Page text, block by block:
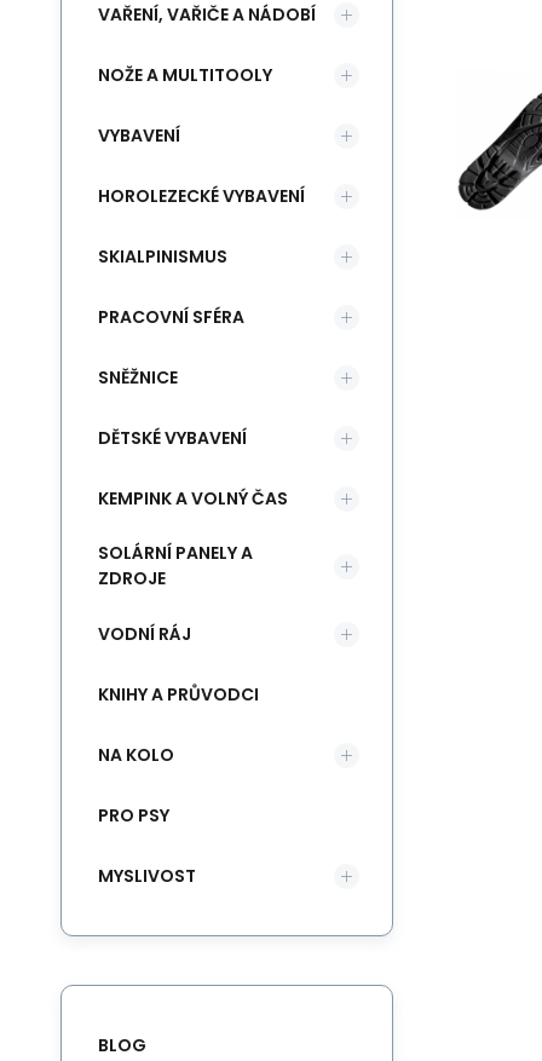
VAŘENÍ, VAŘIČE A NÁDOBÍ
NOŽE A MULTITOOLY
VYBAVENÍ
HOROLEZECKÉ VYBAVENÍ
SKIALPINISMUS
PRACOVNÍ SFÉRA
SNĚŽNICE
DĚTSKÉ VYBAVENÍ
KEMPINK A VOLNÝ ČAS
SOLÁRNÍ PANELY A
ZDROJE
VODNÍ RÁJ
KNIHY A PRŮVODCI
NA KOLO
PRO PSY
MYSLIVOST
BLOG